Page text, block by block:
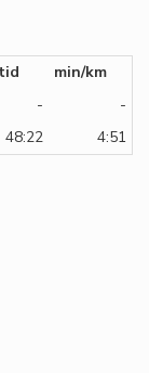
min/km
-
-
48:22 4:51